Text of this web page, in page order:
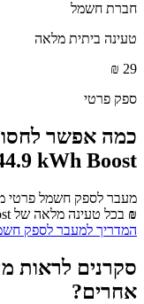
חברת חשמל
טעינה ביתית מלאה
29
₪
ספק פרטי
כמה אפשר
kWh Boost
מעבר לספק חשמל פרטי מוזיל טעינה
₪ בכל טעינה מלאה של
המדריך למעבר לספק
סקרנים לראות
אחרים?